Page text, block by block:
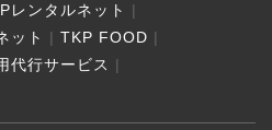
レンタルネット
ット
TKP FOOD
代行サービス